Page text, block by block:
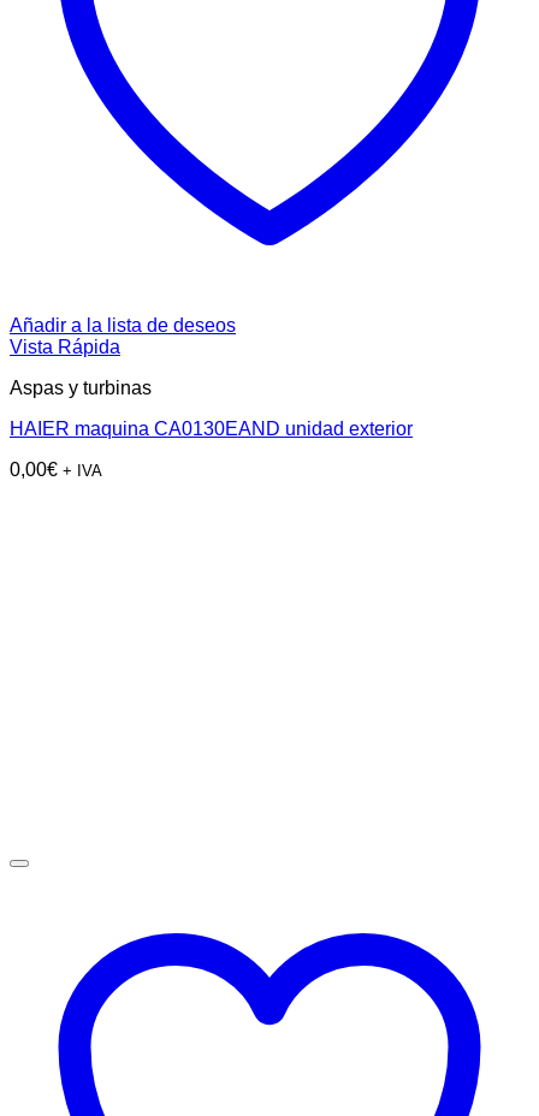
Añadir a la lista de deseos
Vista Rápida
Aspas y turbinas
HAIER maquina CA0130EAND unidad exterior
0,00€ + IVA